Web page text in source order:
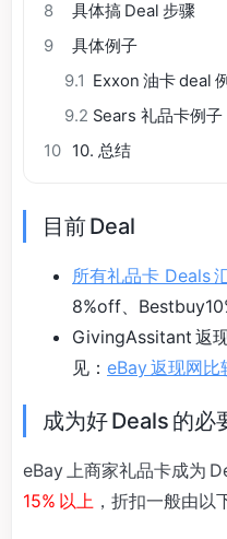
8
具体搞 Deal 步骤
9
具体例子
9.1 Exxon 油卡 deal
9.2 Sears 礼品卡例子
10
10. 总结
目前 Deal
所有礼品卡 Deals
8%off、
GivingAssitant 返
见： eBay 返现网比
成为好 Deals 的必
eBay 上商家礼品卡成为
15% 以上 ，折扣一般由以